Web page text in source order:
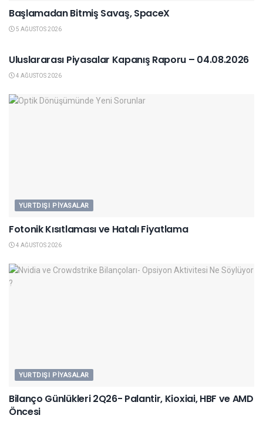
Başlamadan Bitmiş Savaş, SpaceX
5 AĞUSTOS 2026
Uluslararası Piyasalar Kapanış Raporu – 04.08.2026
4 AĞUSTOS 2026
YURTDIŞI PIYASALAR
Fotonik Kısıtlaması ve Hatalı Fiyatlama
4 AĞUSTOS 2026
YURTDIŞI PIYASALAR
Bilanço Günlükleri 2Q26- Palantir, Kioxiai, HBF ve AMD
Öncesi